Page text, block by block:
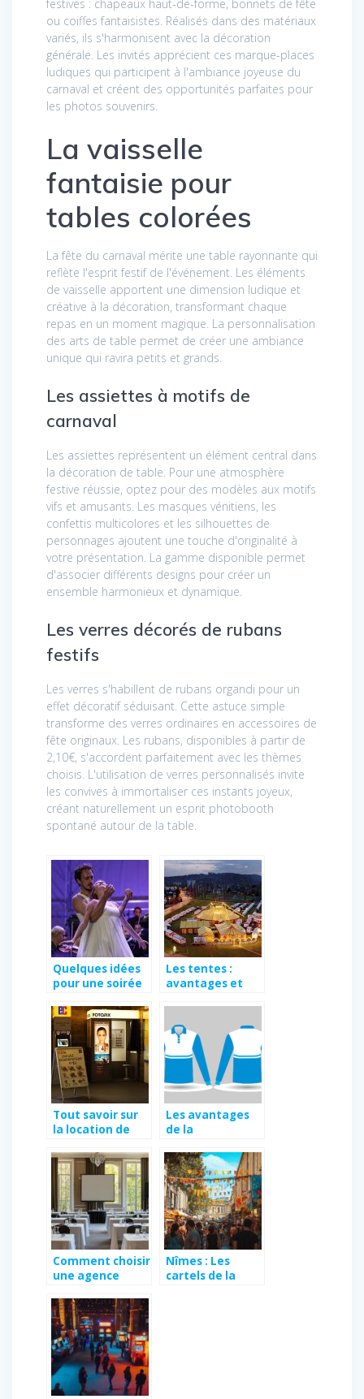
festives : chapeaux haut-de-forme, bonnets de fête
ou coiffes fantaisistes. Réalisés dans des matériaux
variés, ils s'harmonisent avec la décoration
générale. Les invités apprécient ces marque-places
ludiques qui participent à l'ambiance joyeuse du
carnaval et créent des opportunités parfaites pour
les photos souvenirs.
La vaisselle
fantaisie pour
tables colorées
La fête du carnaval mérite une table rayonnante qui
reflète l'esprit festif de l'événement. Les éléments
de vaisselle apportent une dimension ludique et
créative à la décoration, transformant chaque
repas en un moment magique. La personnalisation
des arts de table permet de créer une ambiance
unique qui ravira petits et grands.
Les assiettes à motifs de
carnaval
Les assiettes représentent un élément central dans
la décoration de table. Pour une atmosphère
festive réussie, optez pour des modèles aux motifs
vifs et amusants. Les masques vénitiens, les
confettis multicolores et les silhouettes de
personnages ajoutent une touche d'originalité à
votre présentation. La gamme disponible permet
d'associer différents designs pour créer un
ensemble harmonieux et dynamique.
Les verres décorés de rubans
festifs
Les verres s'habillent de rubans organdi pour un
effet décoratif séduisant. Cette astuce simple
transforme des verres ordinaires en accessoires de
fête originaux. Les rubans, disponibles à partir de
2,10€, s'accordent parfaitement avec les thèmes
choisis. L'utilisation de verres personnalisés invite
les convives à immortaliser ces instants joyeux,
créant naturellement un esprit photobooth
spontané autour de la table.
Quelques idées
pour une soirée
réussie
Les tentes :
avantages et
Tout savoir sur
la location de
Les avantages
de la
de vos tenues
aux couleurs de
votre entreprise
Comment choisir
une agence
bordelaise pour
un séminaire
réussi
Nîmes : Les
cartels de la